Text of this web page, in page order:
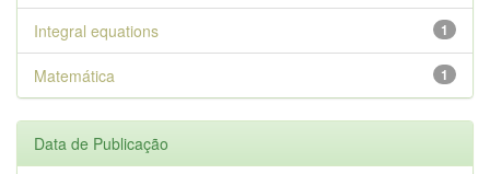
1
Integral equations
1
Matemática
Data de Publicação